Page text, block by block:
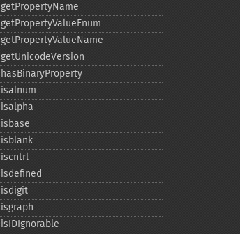
getPropertyName
getPropertyValueEnum
getPropertyValueName
getUnicodeVersion
hasBinaryProperty
isalnum
isalpha
isbase
isblank
iscntrl
isdefined
isdigit
isgraph
isIDIgnorable